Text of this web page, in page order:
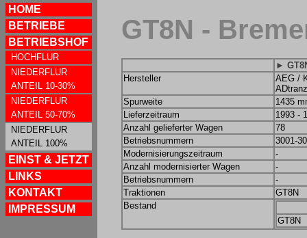
HOME
BETRIEBE
BETRIEBSHOF
HOCHFLUR
NIEDERFLUR
ANTEIL 10-30%
NIEDERFLUR
ANTEIL 50-70%
NIEDERFLUR
ANTEIL 100%
EINST & JETZT
LINKS
KONTAKT
IMPRESSUM
GT8N -
►
Hersteller
AEG /
Spurweite
1435
Lieferzeitraum
1993 -
Anzahl gelieferter Wagen
78
Betriebsnummern
3001-
Modernisierungszeitraum
-
Anzahl modernisierter Wagen
-
Betriebsnummern
-
Traktionen
GT8N
Bestand
GT8N